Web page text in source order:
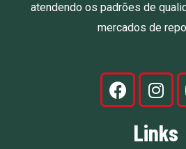
atendendo os padrões de
mercados de
Links